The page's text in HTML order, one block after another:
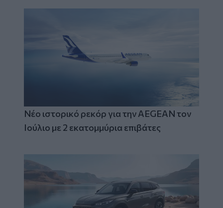
Νέο ιστορικό ρεκόρ για την AEGEAN τον
Ιούλιο με 2 εκατομμύρια επιβάτες